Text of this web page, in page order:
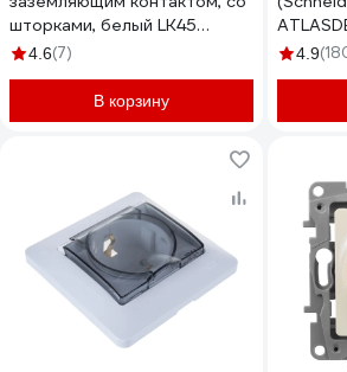
шторками, белый LK45
851104-1
4.6(7)
В корзину
4.9